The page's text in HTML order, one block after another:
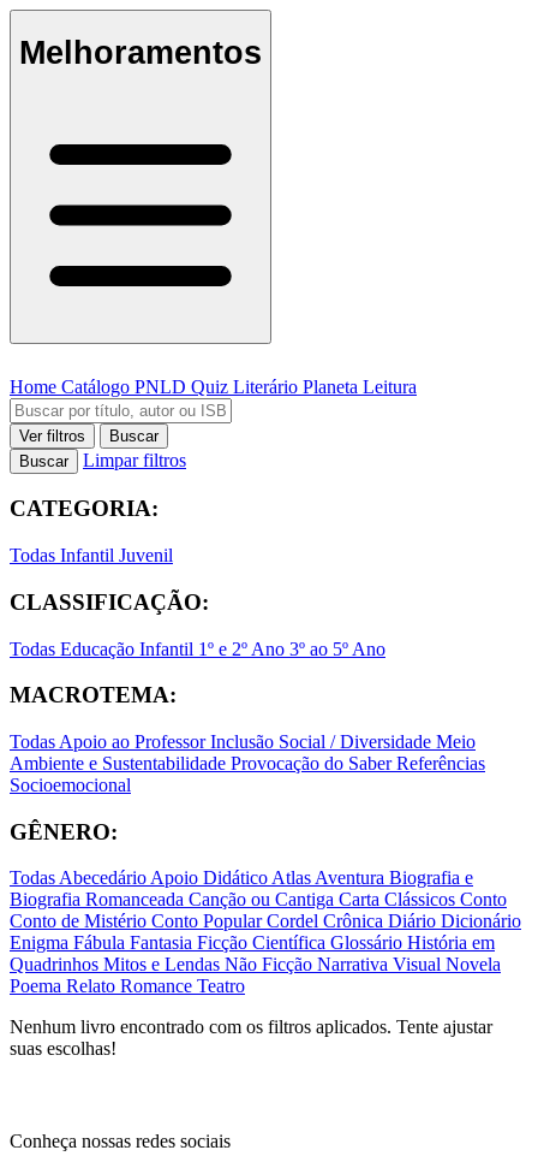
Melhoramentos
Home Catálogo PNLD Quiz Literário Planeta Leitura
Ver filtros
Buscar
Buscar
Limpar filtros
CATEGORIA:
Todas Infantil Juvenil
CLASSIFICAÇÃO:
Todas Educação Infantil 1º e 2º Ano 3º ao 5º Ano
MACROTEMA:
Todas Apoio ao ProfessorInclusão Social / Diversidade Meio
Ambiente e Sustentabilidade Provocação do SaberReferências
Socioemocional
GÊNERO:
TodasAbecedárioApoio DidáticoAtlasAventura Biografia e
Biografia Romanceada Canção ou Cantiga Carta Clássicos Conto
Conto de Mistério Conto PopularCordel Crônica Diário Dicionário
Enigma Fábula Fantasia Ficção Científica Glossário História em
Quadrinhos Mitos e Lendas Não Ficção Narrativa Visual Novela
Poema Relato Romance Teatro
Nenhum livro encontrado com os filtros aplicados. Tente ajustar
suas escolhas!
Conheça nossas redes sociais